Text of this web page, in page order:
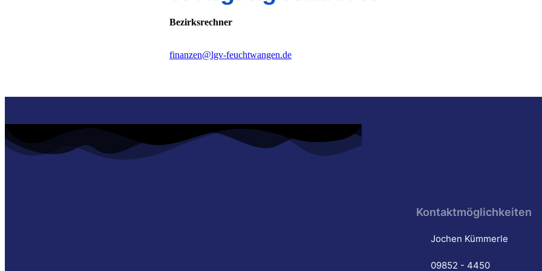
Bezirksrechner
finanzen@lgv-feuchtwangen.de
Kontaktmöglichkeiten
Jochen Kümmerle
09852 - 4450